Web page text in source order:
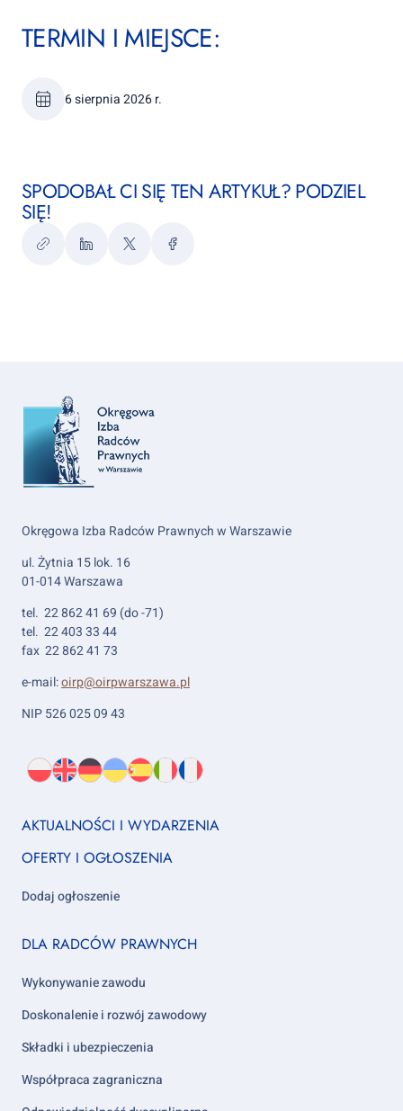
TERMIN I MIEJSCE:
6 sierpnia 2026 r.
SPODOBAŁ CI SIĘ TEN ARTYKUŁ? PODZIEL
SIĘ!
KopiujLinkedInTwitterFacebook
Okręgowa Izba Radców Prawnych w Warszawie
ul. Żytnia 15 lok. 16
01-014 Warszawa
tel. 22 862 41 69 (do -71)
tel. 22 403 33 44
fax 22 862 41 73
e-mail:oirp@oirpwarszawa.pl
NIP 526 025 09 43
Wybierz
język:
PL
O
EN
About
DE
About
UK
About
ES
About
IT
About
FR
About
Footer
1
AKTUALNOŚCI I WYDARZENIA
OFERTY I OGŁOSZENIA
Dodaj ogłoszenie
Footer
2
DLA RADCÓW PRAWNYCH
Wykonywanie zawodu
Doskonalenie i rozwój zawodowy
Składki i ubezpieczenia
Współpraca zagraniczna